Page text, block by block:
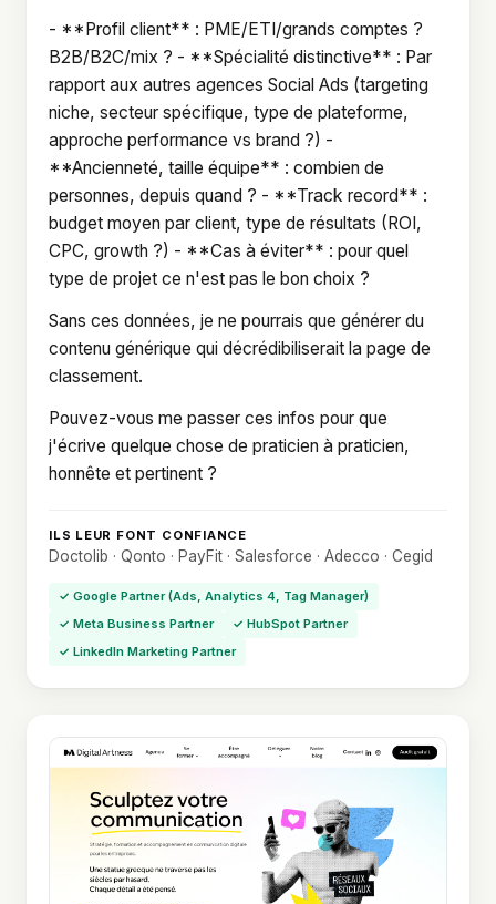
- **Profil client** : PME/ETI/grands comptes ?
B2B/B2C/mix ? - **Spécialité distinctive** : Par
rapport aux autres agences Social Ads (targeting
niche, secteur spécifique, type de plateforme,
approche performance vs brand ?) -
**Ancienneté, taille équipe** : combien de
personnes, depuis quand ? - **Track record** :
budget moyen par client, type de résultats (ROI,
CPC, growth ?) - **Cas à éviter** : pour quel
type de projet ce n'est pas le bon choix ?
Sans ces données, je ne pourrais que générer du
contenu générique qui décrédibiliserait la page de
classement.
Pouvez-vous me passer ces infos pour que
j'écrive quelque chose de praticien à praticien,
honnête et pertinent ?
ILS LEUR FONT CONFIANCE
Doctolib · Qonto · PayFit · Salesforce · Adecco · Cegid
✓ Google Partner (Ads, Analytics 4, Tag Manager)
✓ Meta Business Partner
✓ HubSpot Partner
✓ LinkedIn Marketing Partner